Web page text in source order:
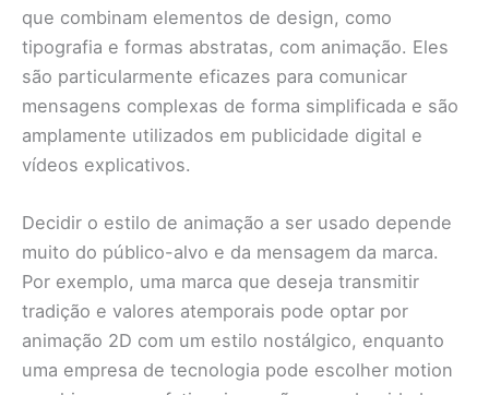
que combinam elementos de design, como
tipografia e formas abstratas, com animação. Eles
são particularmente eficazes para comunicar
mensagens complexas de forma simplificada e são
amplamente utilizados em publicidade digital e
vídeos explicativos.
Decidir o estilo de animação a ser usado depende
muito do público-alvo e da mensagem da marca.
Por exemplo, uma marca que deseja transmitir
tradição e valores atemporais pode optar por
animação 2D com um estilo nostálgico, enquanto
uma empresa de tecnologia pode escolher motion